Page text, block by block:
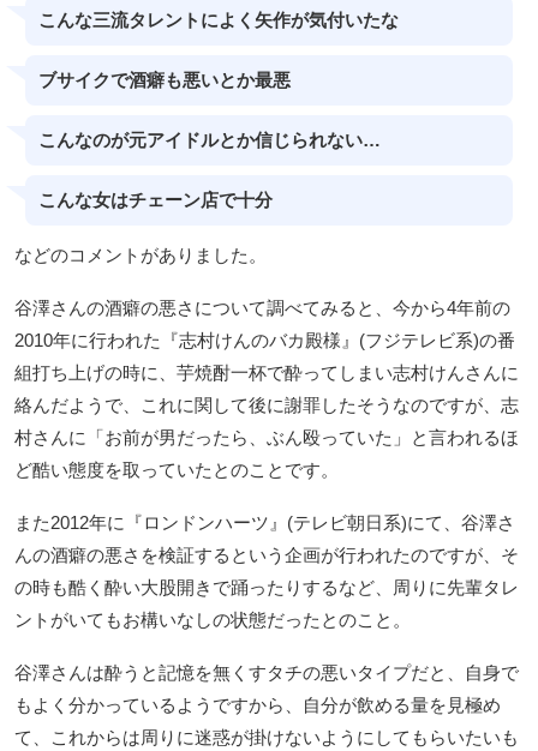
こんな三流タレントによく矢作が気付いたな
ブサイクで酒癖も悪いとか最悪
こんなのが元アイドルとか信じられない…
こんな女はチェーン店で十分
などのコメントがありました。
谷澤さんの酒癖の悪さについて調べてみると、今から4年前の
2010年に行われた『志村けんのバカ殿様』(フジテレビ系)の番
組打ち上げの時に、芋焼酎一杯で酔ってしまい志村けんさんに
絡んだようで、これに関して後に謝罪したそうなのですが、志
村さんに「お前が男だったら、ぶん殴っていた」と言われるほ
ど酷い態度を取っていたとのことです。
また2012年に『ロンドンハーツ』(テレビ朝日系)にて、谷澤さ
んの酒癖の悪さを検証するという企画が行われたのですが、そ
の時も酷く酔い大股開きで踊ったりするなど、周りに先輩タレ
ントがいてもお構いなしの状態だったとのこと。
谷澤さんは酔うと記憶を無くすタチの悪いタイプだと、自身で
もよく分かっているようですから、自分が飲める量を見極め
て、これからは周りに迷惑が掛けないようにしてもらいたいも